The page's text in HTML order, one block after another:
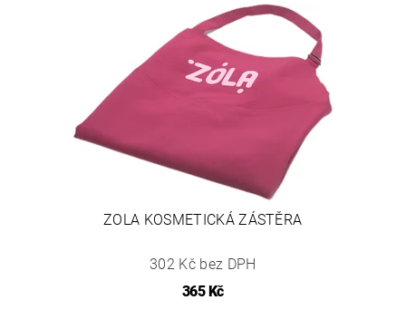
ZOLA KOSMETICKÁ ZÁSTĚRA
302 Kč bez DPH
365 Kč